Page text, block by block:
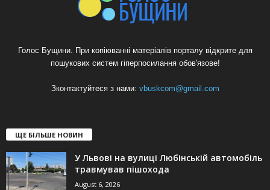
Голос Бущини. При копіюванні матеріалів порталу відкрите для
пошукових систем гіперпосилання обов'язове!
Зконтактуйтеся з нами: vbuskcom@gmail.com
ЩЕ БІЛЬШЕ НОВИН
У Львові на вулиці Любінській автомобіль
травмував пішохода
August 6, 2026